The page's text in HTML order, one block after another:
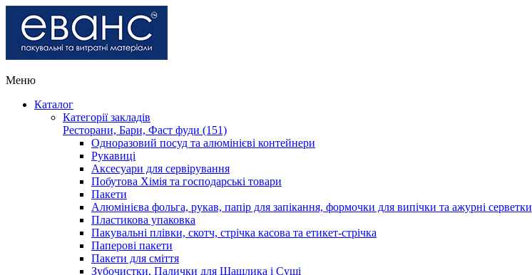
Меню
Каталог
Категорії закладів
Ресторани, Бари, Фаст фуди (151)
Одноразовий посуд та алюмінієві контейнери
Рукавиці
Аксесуари для сервірування
Побутова Хімія та господарські товари
Пакети
Алюмінієва фольга, рукав, папір для запікання, формочки для випічки та ажурні серветки
Пластикова упаковка
Пакувальні плівки, скотч, стрічка касова та етикет-стрічка
Паперові пакети
Пакети для сміття
Зубочистки, Палички для Шашлика і Суші